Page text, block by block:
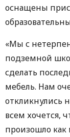
оснащены
«Мы с
подземной
сделать
мебель. Нам
откликнулись
всем хочется,
произошло как